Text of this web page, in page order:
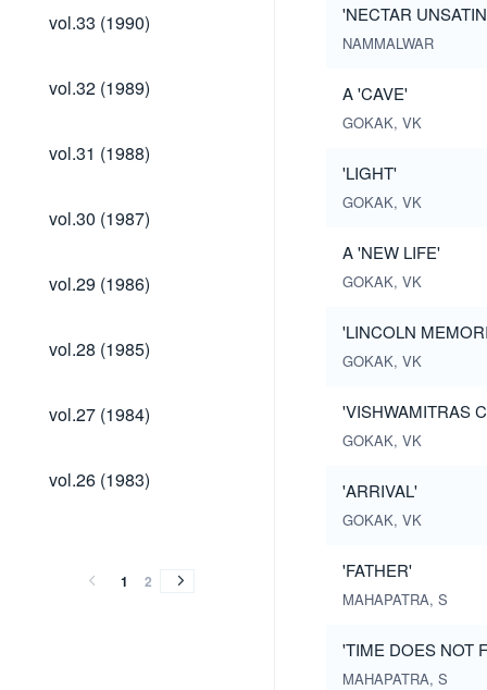
vol.33
(1990)
vol.33 (1990)
vol.32
(1989)
vol.32 (1989)
vol.31
(1988)
vol.31 (1988)
vol.30
(1987)
vol.30 (1987)
vol.29
(1986)
vol.29 (1986)
vol.28
(1985)
vol.28 (1985)
vol.27
(1984)
vol.27 (1984)
vol.26
(1983)
vol.26 (1983)
1 2
'NECTAR
NAMMALWAR
A 'CAVE'
GOKAK, VK
'LIGHT'
GOKAK, VK
A 'NEW LIFE'
GOKAK, VK
'LINCOLN
GOKAK, VK
'VISHWAMITRAS
GOKAK, VK
'ARRIVAL'
GOKAK, VK
'FATHER'
MAHAPATRA, S
'TIME DOES NOT
MAHAPATRA, S